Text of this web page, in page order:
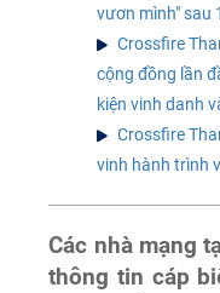
vươn mình" sau
Crossfire
cộng đồng lần
kiện vinh danh
Crossfire
vinh hành trình
Các nhà mạng
thông tin cáp